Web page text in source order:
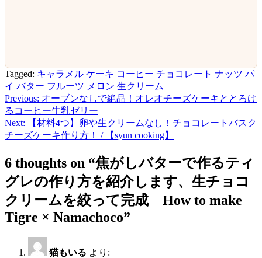
Tagged: キャラメル ケーキ コーヒー チョコレート ナッツ パ
イ バター フルーツ メロン 生クリーム
投
稿
ナ
ビ
ゲ
ー
シ
Previous: オーブンなしで絶品！オレオチーズケーキととろけ
るコーヒー牛乳ゼリー
Next:
【材料4つ】卵や生クリームなし！チョコレートバスク
チーズケーキ作り方！ / 【syun cooking】
6 thoughts on “焦がしバターで作るティ
グレの作り方を紹介します、生チョコ
クリームを絞って完成 How to make
Tigre × Namachoco”
猫もいる より: